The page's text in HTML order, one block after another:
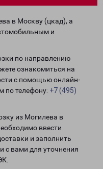
в Москву (цкад), а
и
по направлению
ознакомиться на
с помощью онлайн-
по телефону: +7 (495)
из Могилева в
ввести
и заполнить
с вами для уточнения